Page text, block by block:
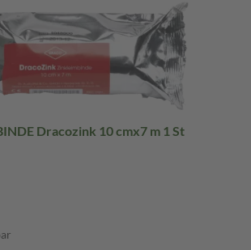
Dracozink 10 cmx7 m 1 St